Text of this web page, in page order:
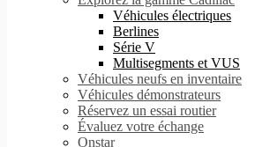
Véhicules électriques
Berlines
Série V
Multisegments et VUS
Véhicules neufs en inventaire
Véhicules démonstrateurs
Réservez un essai routier
Évaluez votre échange
Onstar